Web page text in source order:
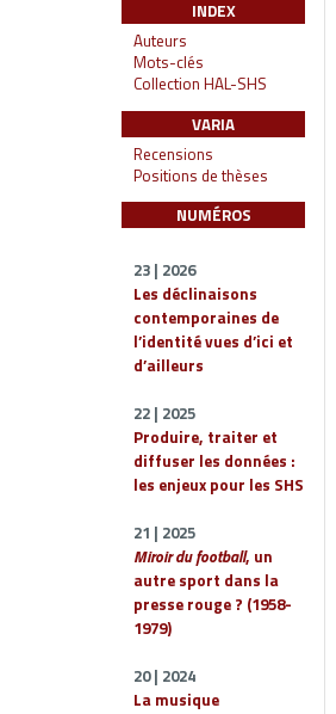
INDEX
Auteurs
Mots-clés
Collection HAL-SHS
VARIA
Recensions
Positions de thèses
NUMÉROS
23 | 2026
Les déclinaisons
contemporaines de
l’identité vues d’ici et
d’ailleurs
22 | 2025
Produire, traiter et
diffuser les données :
les enjeux pour les SHS
21 | 2025
Miroir du football, un
autre sport dans la
presse rouge ? (1958-
1979)
20 | 2024
La musique